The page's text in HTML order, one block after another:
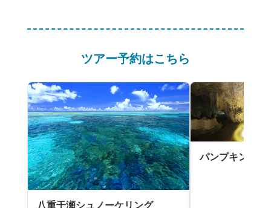
ツアー予約はこちら
八重干瀬シュノーケリング
パンプキン鍾乳